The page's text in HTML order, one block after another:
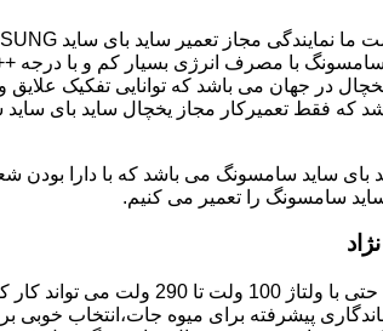
در جهان می باشد که توانایی تفکیک
که فقط تعمیرکار مجاز یخچال ساید بای
سامسونگ را تعمیر می کنیم.
مدل فریز بالا یخچال سامسونگ
سیستم ماندگاری پیشرفته برای میوه